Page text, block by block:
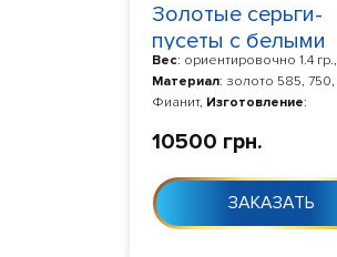
Золотые серьги-
пусеты с белыми
камнями
Вес: ориентировочно 1.4 гр.,
Материал: золото 585, 750,
Фианит, Изготовление:
заказа
10500 грн.
ЗАКАЗАТЬ